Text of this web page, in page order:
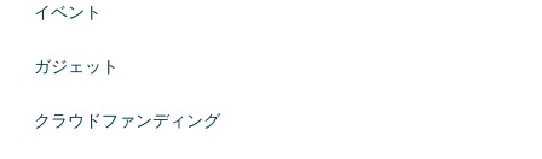
イベント
ガジェット
クラウドファンディング